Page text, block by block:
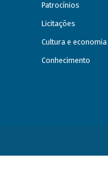
Patrocínios
Licitações
Cultura e
Conhecimento